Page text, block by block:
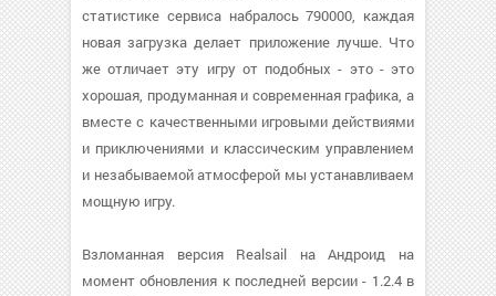
статистике сервиса набралось 790000, каждая
новая загрузка делает приложение лучше. Что
же отличает эту игру от подобных - это - это
хорошая, продуманная и современная графика, а
вместе с качественными игровыми действиями
и приключениями и классическим управлением
и незабываемой атмосферой мы устанавливаем
мощную игру.
Взломанная версия Realsail на Андроид на
момент обновления к последней версии - 1.2.4 в